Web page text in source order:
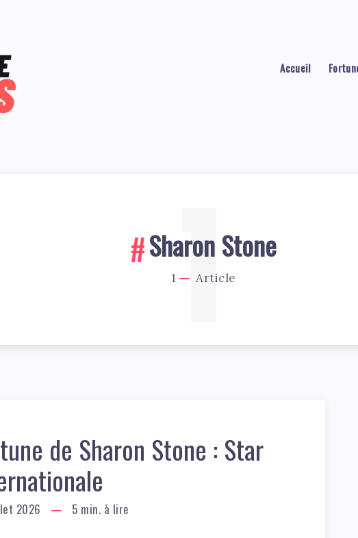
Accueil
Sharon Stone
1 Article
1
de Sharon Stone : Star
2026 5 min. à lire